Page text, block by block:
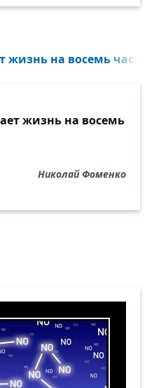
толпой
я никуда не
без отчизны
жизнь на восемь
жизнь на восемь
Николай Фоменко